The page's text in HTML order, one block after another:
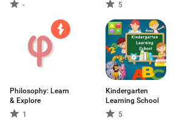
-
5
Philosophy: Learn
& Explore
1
Kindergarten
Learning School
5